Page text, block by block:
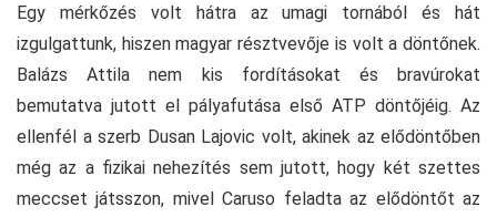
Egy mérkőzés volt hátra az umagi tornából és hát
izgulgattunk, hiszen magyar résztvevője is volt a döntőnek.
Balázs Attila nem kis fordításokat és bravúrokat
bemutatva jutott el pályafutása első ATP döntőjéig. Az
ellenfél a szerb Dusan Lajovic volt, akinek az elődöntőben
még az a fizikai nehezítés sem jutott, hogy két szettes
meccset játsszon, mivel Caruso feladta az elődöntőt az